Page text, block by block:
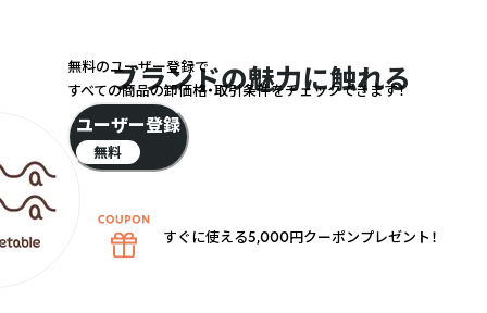
ブランドの魅力に触れる
無料のユーザー登録で
すべての商品の卸価格・取引条件をチェックできます！
ユーザー登録
無料
すぐに使える5,000円クーポンプレゼント！